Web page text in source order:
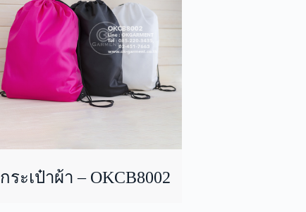
กระเป๋าผ้า – OKCB8002